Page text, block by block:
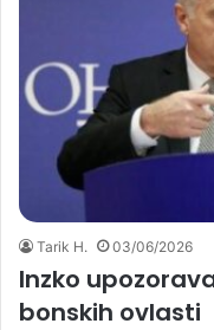
Tarik H. 03/06/2026
Inzko
bonskih ovlasti